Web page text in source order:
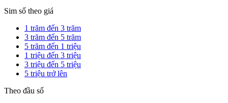
Sim số theo giá
1 trăm đến 3 trăm
3 trăm đến 5 trăm
5 trăm đến 1 triệu
1 triệu đến 3 triệu
3 triệu đến 5 triệu
5 triệu trở lên
Theo đầu số